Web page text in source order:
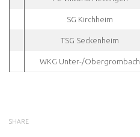
SG Kirchheim
TSG Seckenheim
WKG Unter-/Obergrombach
SHARE